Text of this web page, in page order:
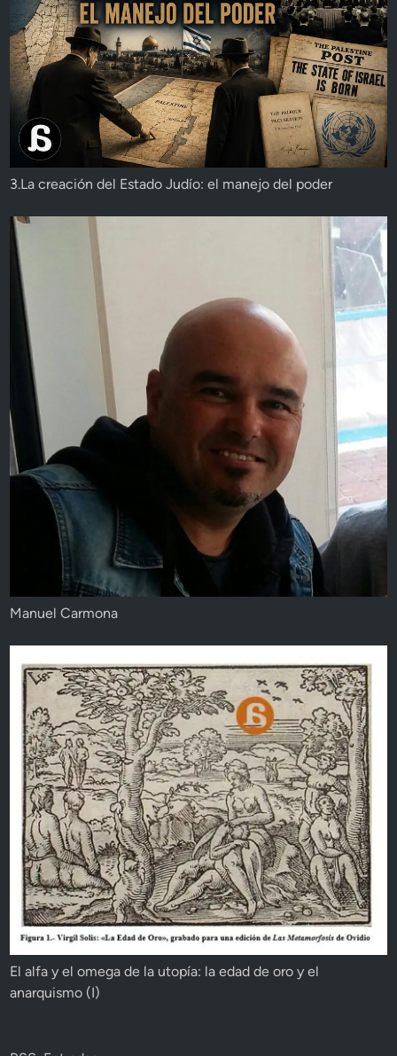
3.La creación del Estado Judío: el manejo del poder
Manuel Carmona
El alfa y el omega de la utopía: la edad de oro y el
anarquismo (I)